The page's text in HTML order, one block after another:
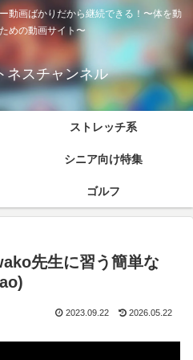
動画ばかりだから継続できる！〜体を動
めの動画サイト〜
ネスチャンネル
ストレッチ系
シニア向け特集
ゴルフ
先生に習う簡単な
2023.09.22 2026.05.22